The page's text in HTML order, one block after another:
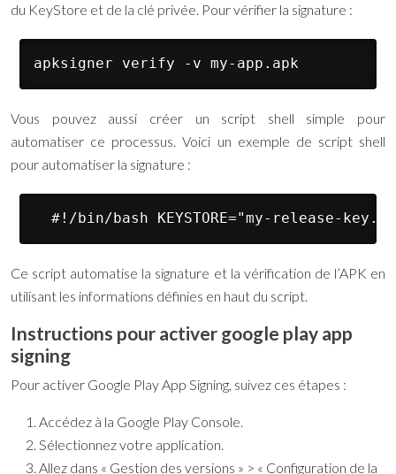
du KeyStore et de la clé privée. Pour vérifier la signature :
apksigner verify -v my-app.apk
Vous pouvez aussi créer un script shell simple pour
automatiser ce processus. Voici un exemple de script shell
pour automatiser la signature :
#!/bin/bash KEYSTORE="my-release-
Ce script automatise la signature et la vérification de l’APK en
utilisant les informations définies en haut du script.
Instructions pour activer google play app
signing
Pour activer Google Play App Signing, suivez ces étapes :
Accédez à la Google Play Console.
Sélectionnez votre application.
Allez dans « Gestion des versions » > « Configuration de la